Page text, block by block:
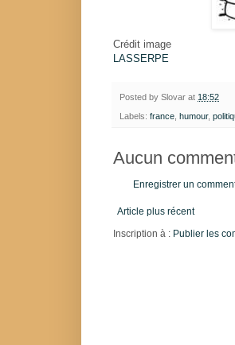
Crédit image
LASSERPE
Posted by Slovar at 18:52
Labels: france, humour,
Aucun
Enregistrer un
Article plus récent
Inscription à : Publier les